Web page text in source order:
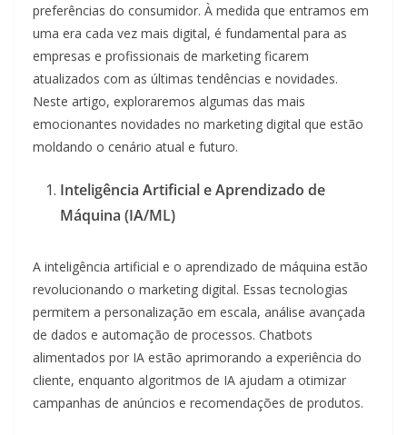
preferências do consumidor. À medida que entramos em
uma era cada vez mais digital, é fundamental para as
empresas e profissionais de marketing ficarem
atualizados com as últimas tendências e novidades.
Neste artigo, exploraremos algumas das mais
emocionantes novidades no marketing digital que estão
moldando o cenário atual e futuro.
Inteligência Artificial e Aprendizado de
Máquina (IA/ML)
A inteligência artificial e o aprendizado de máquina estão
revolucionando o marketing digital. Essas tecnologias
permitem a personalização em escala, análise avançada
de dados e automação de processos. Chatbots
alimentados por IA estão aprimorando a experiência do
cliente, enquanto algoritmos de IA ajudam a otimizar
campanhas de anúncios e recomendações de produtos.